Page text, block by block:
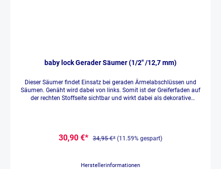
baby lock Gerader Säumer (1/2" /12,7 mm)
Dieser Säumer findet Einsatz bei geraden Ärmelabschlüssen und
Säumen. Genäht wird dabei von links. Somit ist der Greiferfaden auf
der rechten Stoffseite sichtbar und wirkt dabei als dekorative
30,90 €* 34,95 €* (11.59% gespart)
Herstellerinformationen